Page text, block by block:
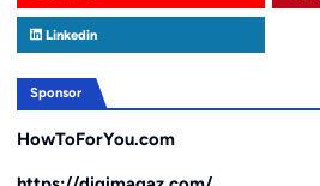
Linkedin
Sponsor
HowToForYou.com